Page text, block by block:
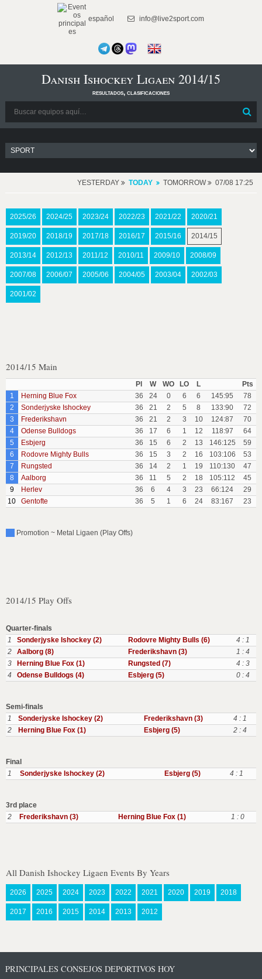
español info@live2sport.com
Danish Ishockey Ligaen 2014/15
resultados, clasificaciones
YESTERDAY TODAY TOMORROW 07/08 17:25
2025/26 2024/25 2023/24 2022/23 2021/22 2020/21
2019/20 2018/19 2017/18 2016/17 2015/16 2014/15
2013/14 2012/13 2011/12 2010/11 2009/10 2008/09
2007/08 2006/07 2005/06 2004/05 2003/04 2002/03
2001/02
2014/15 Main
Pl W WO LO L
Pts
1
Herning Blue Fox 36 24 0 6 6 145:95
78
2
Sonderjyske Ishockey 36 21 2 5 8 133:90
72
3
Frederikshavn 36 21 2 3 10 124:87
70
4
Odense Bulldogs 36 17 6 1 12 118:97
64
5
Esbjerg 36 15 6 2 13 146:125
59
6
Rodovre Mighty Bulls 36 15 3 2 16 103:106
53
7
Rungsted 36 14 2 1 19 110:130
47
8
Aalborg 36 11 5 2 18 105:112
45
9
Herlev 36 6 4 3 23 66:124
29
10
Gentofte 36 5 1 6 24 83:167 23
Promotion ~ Metal Ligaen (Play Offs)
2014/15 Play Offs
Quarter-finals
1
Sonderjyske Ishockey (2) Rodovre Mighty Bulls (6)
4 : 1
2
Aalborg (8) Frederikshavn (3)
1 : 4
3
Herning Blue Fox (1) Rungsted (7)
4 : 3
4
Odense Bulldogs (4) Esbjerg (5) 0 : 4
Semi-finals
1
Sonderjyske Ishockey (2) Frederikshavn (3)
4 : 1
2
Herning Blue Fox (1) Esbjerg (5) 2 : 4
Final
1
Sonderjyske Ishockey (2) Esbjerg (5) 4 : 1
3rd place
2
Frederikshavn (3) Herning Blue Fox (1) 1 : 0
All Danish Ishockey Ligaen Events By Years
2026 2025 2024 2023 2022 2021 2020 2019 2018
2017 2016 2015 2014 2013 2012
PRINCIPALES CONSEJOS DEPORTIVOS HOY